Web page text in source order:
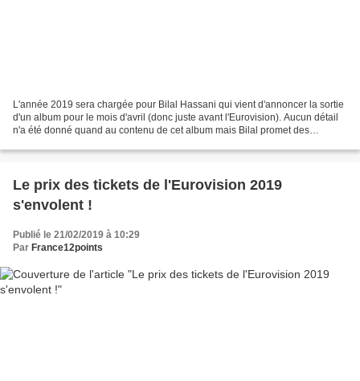
L'année 2019 sera chargée pour Bilal Hassani qui vient d'annoncer la sortie
d'un album pour le mois d'avril (donc juste avant l'Eurovision). Aucun détail
n'a été donné quand au contenu de cet album mais Bilal promet des
Le prix des tickets de l'Eurovision 2019
s'envolent !
Publié le 21/02/2019 à 10:29
Par France12points